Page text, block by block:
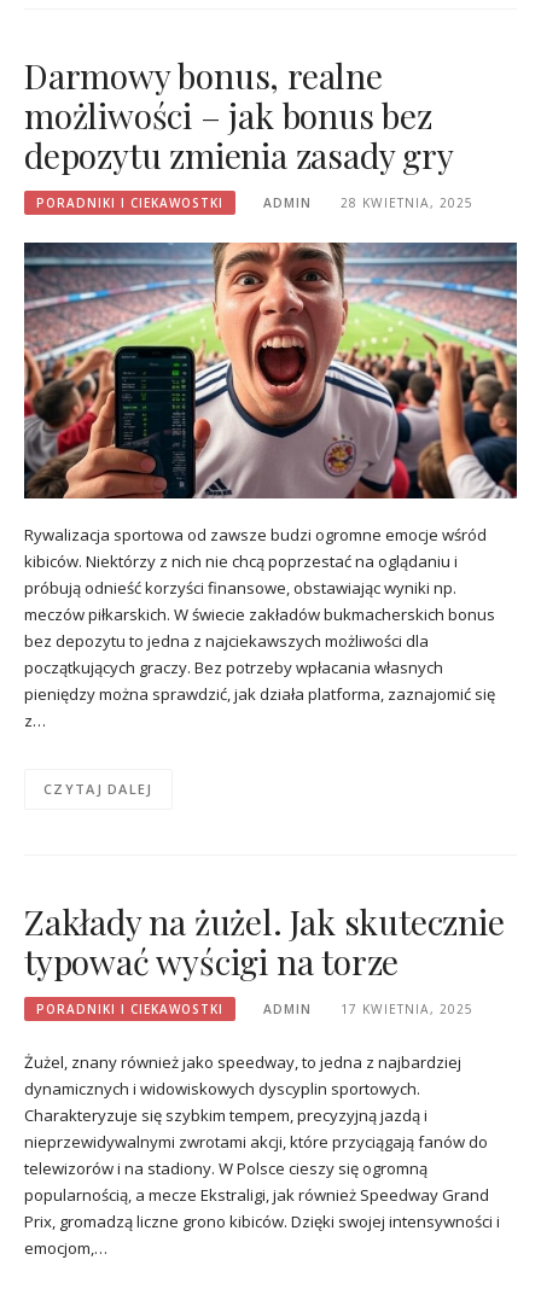
Darmowy bonus, realne
możliwości – jak bonus bez
depozytu zmienia zasady gry
PORADNIKI I CIEKAWOSTKI ADMIN 28 KWIETNIA, 2025
Rywalizacja sportowa od zawsze budzi ogromne emocje wśród
kibiców. Niektórzy z nich nie chcą poprzestać na oglądaniu i
próbują odnieść korzyści finansowe, obstawiając wyniki np.
meczów piłkarskich. W świecie zakładów bukmacherskich bonus
bez depozytu to jedna z najciekawszych możliwości dla
początkujących graczy. Bez potrzeby wpłacania własnych
pieniędzy można sprawdzić, jak działa platforma, zaznajomić się
z…
CZYTAJ DALEJ
Zakłady na żużel. Jak skutecznie
typować wyścigi na torze
PORADNIKI I CIEKAWOSTKI ADMIN 17 KWIETNIA, 2025
Żużel, znany również jako speedway, to jedna z najbardziej
dynamicznych i widowiskowych dyscyplin sportowych.
Charakteryzuje się szybkim tempem, precyzyjną jazdą i
nieprzewidywalnymi zwrotami akcji, które przyciągają fanów do
telewizorów i na stadiony. W Polsce cieszy się ogromną
popularnością, a mecze Ekstraligi, jak również Speedway Grand
Prix, gromadzą liczne grono kibiców. Dzięki swojej intensywności i
emocjom,…